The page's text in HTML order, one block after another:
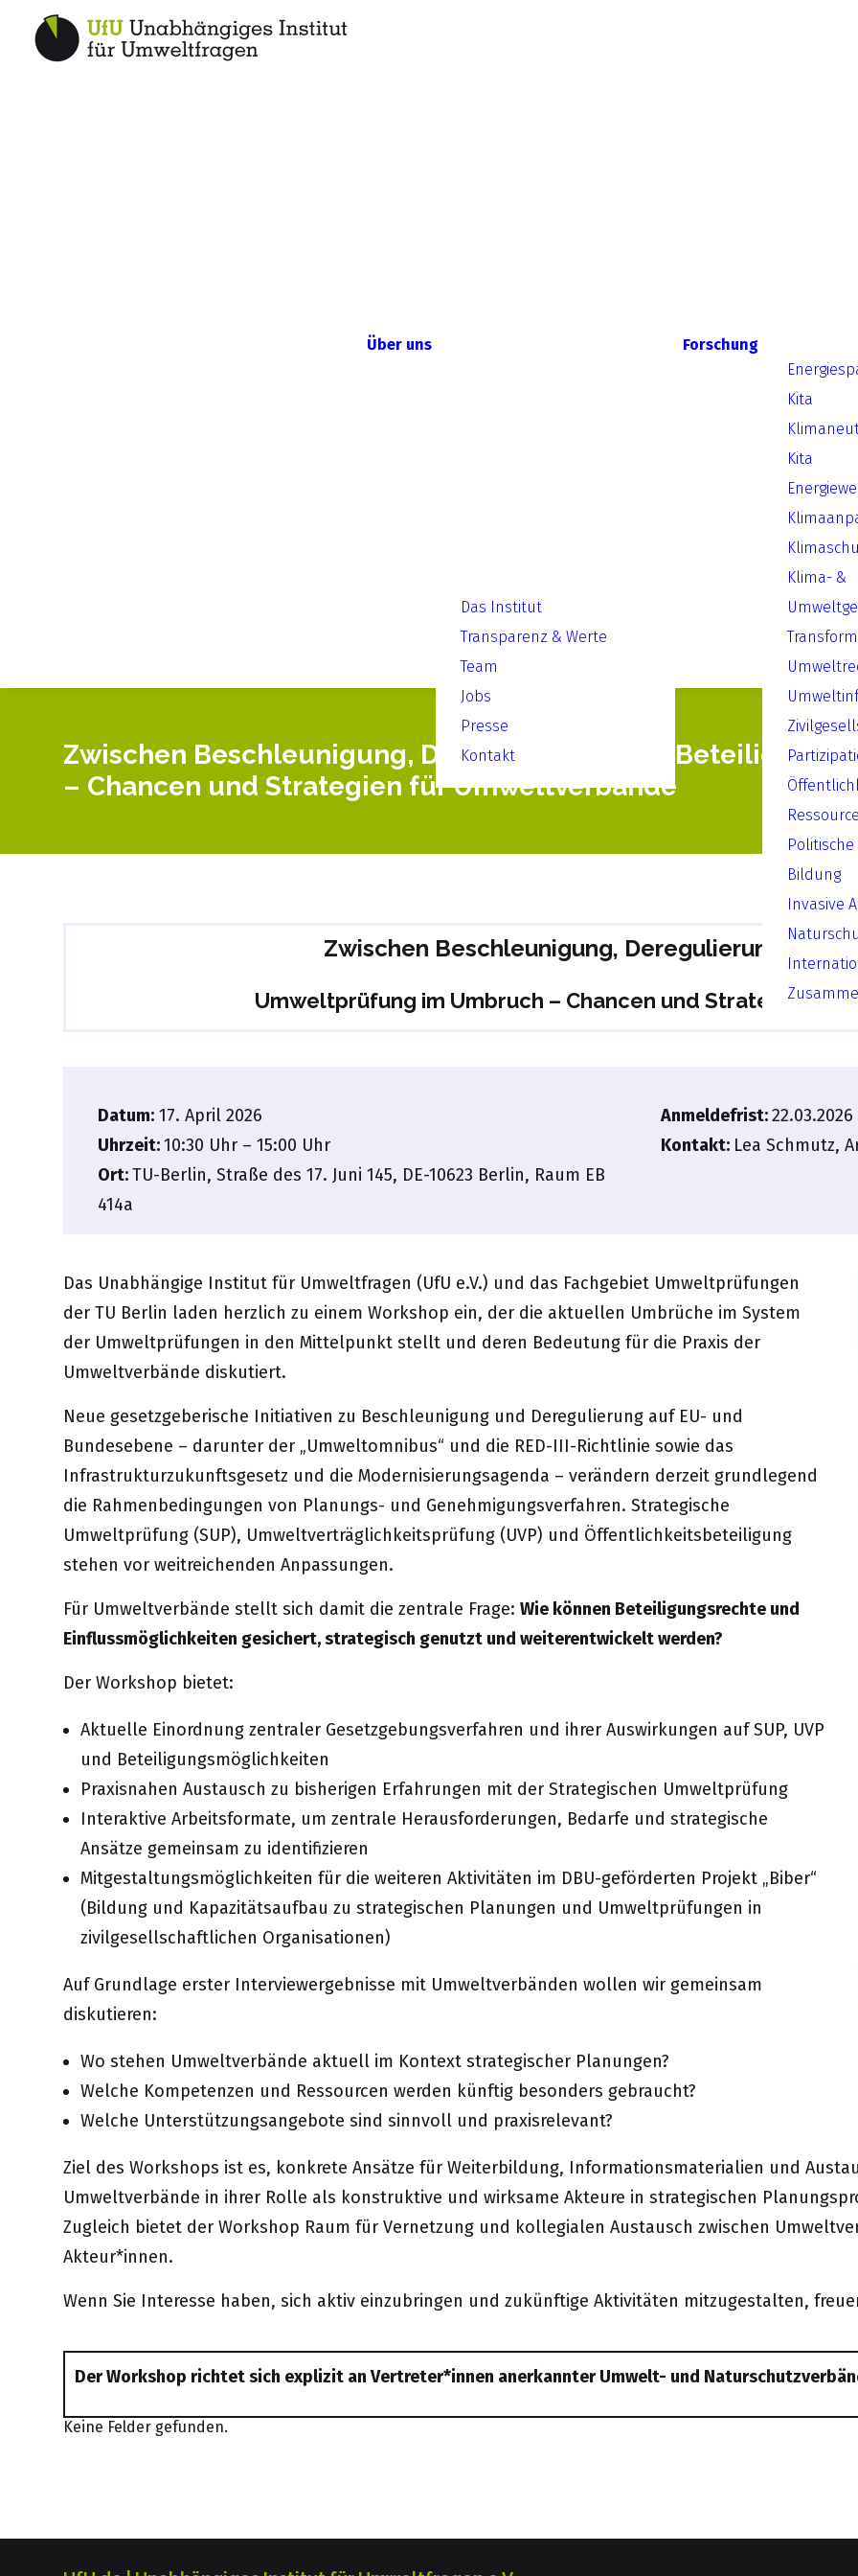
Über uns
Das Institut
Transparenz & Werte
Team
Jobs
Presse
Kontakt
Forschung
Kita
Kita
Klima- &
Bildung
Invasive
Zwischen Beschleunigung, Deregulierung und Beteiligung:
– Chancen und Strategien für Umweltverbände
Zwischen Beschleunigung, Deregulierung und
Umweltprüfung im Umbruch – Chancen und Strategien
Datum: 17. April 2026
Uhrzeit:10:30 Uhr – 15:00 Uhr
Ort:TU-Berlin, Straße des 17. Juni 145, DE-10623 Berlin, Raum EB
414a
Anmeldefrist:22.03.2026
Kontakt: Lea Schmutz,
Das Unabhängige Institut für Umweltfragen (UfU e.V.) und das Fachgebiet Umweltprüfungen
der TU Berlin laden herzlich zu einem Workshop ein, der die aktuellen Umbrüche im System
der Umweltprüfungen in den Mittelpunkt stellt und deren Bedeutung für die Praxis der
Umweltverbände diskutiert.
Neue gesetzgeberische Initiativen zu Beschleunigung und Deregulierung auf EU- und
Bundesebene – darunter der „Umweltomnibus“ und die RED-III-Richtlinie sowie das
Infrastrukturzukunftsgesetz und die Modernisierungsagenda – verändern derzeit grundlegend
die Rahmenbedingungen von Planungs- und Genehmigungsverfahren. Strategische
Umweltprüfung (SUP), Umweltverträglichkeitsprüfung (UVP) und Öffentlichkeitsbeteiligung
stehen vor weitreichenden Anpassungen.
Für Umweltverbände stellt sich damit die zentrale Frage: Wie können Beteiligungsrechte und
Einflussmöglichkeiten gesichert, strategisch genutzt und weiterentwickelt werden?
Der Workshop bietet:
Aktuelle Einordnung zentraler Gesetzgebungsverfahren und ihrer Auswirkungen auf SUP, UVP
und Beteiligungsmöglichkeiten
Praxisnahen Austausch zu bisherigen Erfahrungen mit der Strategischen Umweltprüfung
Interaktive Arbeitsformate, um zentrale Herausforderungen, Bedarfe und strategische
Ansätze gemeinsam zu identifizieren
Mitgestaltungsmöglichkeiten für die weiteren Aktivitäten im DBU-geförderten Projekt „Biber“
(Bildung und Kapazitätsaufbau zu strategischen Planungen und Umweltprüfungen in
zivilgesellschaftlichen Organisationen)
Auf Grundlage erster Interviewergebnisse mit Umweltverbänden wollen wir gemeinsam
diskutieren:
Wo stehen Umweltverbände aktuell im Kontext strategischer Planungen?
Welche Kompetenzen und Ressourcen werden künftig besonders gebraucht?
Welche Unterstützungsangebote sind sinnvoll und praxisrelevant?
Ziel des Workshops ist es, konkrete Ansätze für Weiterbildung, Informationsmaterialien und
Umweltverbände in ihrer Rolle als konstruktive und wirksame Akteure in strategischen
Zugleich bietet der Workshop Raum für Vernetzung und kollegialen Austausch zwischen
Akteur*innen.
Wenn Sie Interesse haben, sich aktiv einzubringen und zukünftige Aktivitäten mitzugestalten,
Der Workshop richtet sich explizit an Vertreter*innen anerkannter Umwelt- und
Keine Felder gefunden.